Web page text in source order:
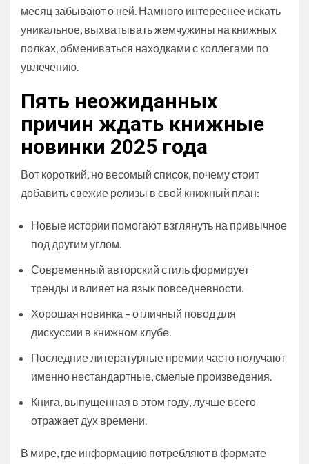
месяц забывают о ней. Намного интереснее искать
уникальное, выхватывать жемчужины на книжных
полках, обмениваться находками с коллегами по
увлечению.
Пять неожиданных
причин ждать книжные
новинки 2025 года
Вот короткий, но весомый список, почему стоит
добавить свежие релизы в свой книжный план:
Новые истории помогают взглянуть на привычное
под другим углом.
Современный авторский стиль формирует
тренды и влияет на язык повседневности.
Хорошая новинка – отличный повод для
дискуссии в книжном клубе.
Последние литературные премии часто получают
именно нестандартные, смелые произведения.
Книга, выпущенная в этом году, лучше всего
отражает дух времени.
В мире, где информацию потребляют в формате